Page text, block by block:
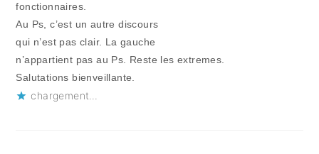
fonctionnaires.
Au Ps, c’est un autre discours
qui n’est pas clair. La gauche
n’appartient pas au Ps. Reste les extremes.
Salutations bienveillante.
chargement…